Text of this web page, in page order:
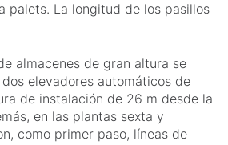
palets. La longitud de los pasillos
almacenes de gran altura se
elevadores automáticos de
de instalación de 26 m desde la
en las plantas sexta y
como primer paso, líneas de